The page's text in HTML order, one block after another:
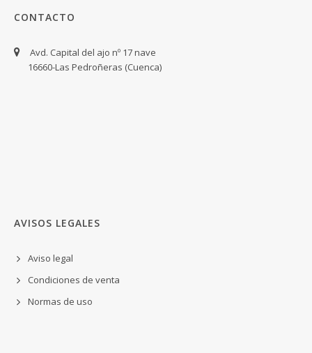
CONTACTO
Avd. Capital del ajo nº 17 nave
16660-Las Pedroñeras (Cuenca)
AVISOS LEGALES
Aviso legal
Condiciones de venta
Normas de uso